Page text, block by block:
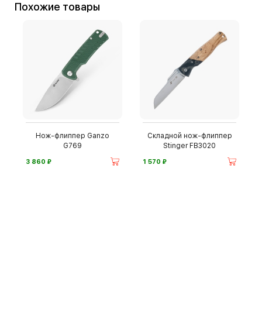
Похожие товары
Нож-флиппер Ganzo
G769
3 860 ⃏
Складной нож-флиппер
Stinger FB3020
1 570 ⃏